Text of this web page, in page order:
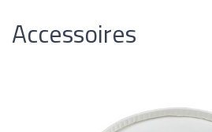
Accessoires